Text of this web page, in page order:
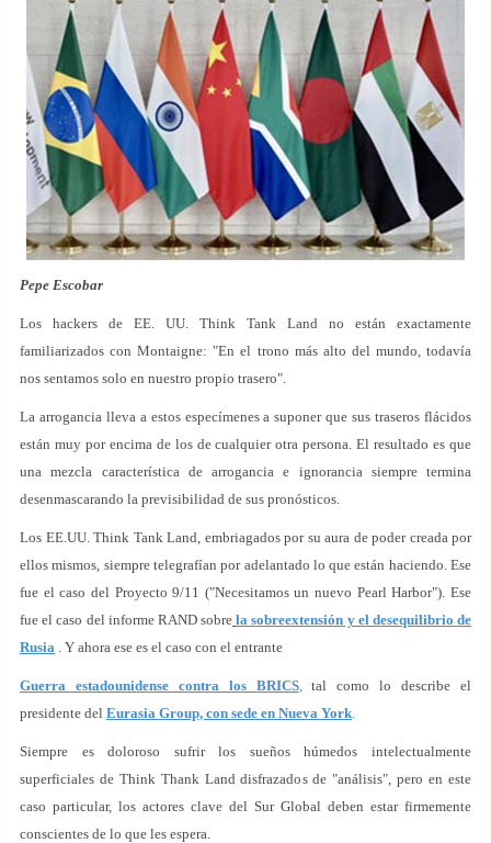
Pepe Escobar
Los hackers de EE. UU. Think Tank Land no están exactamente
familiarizados con Montaigne: "En el trono más alto del mundo, todavía
nos sentamos solo en nuestro propio trasero".
La arrogancia lleva a estos especímenes a suponer que sus traseros flácidos
están muy por encima de los de cualquier otra persona. El resultado es que
una mezcla característica de arrogancia e ignorancia siempre termina
desenmascarando la previsibilidad de sus pronósticos.
Los EE.UU. Think Tank Land, embriagados por su aura de poder creada por
ellos mismos, siempre telegrafían por adelantado lo que están haciendo. Ese
fue el caso del Proyecto 9/11 ("Necesitamos un nuevo Pearl Harbor"). Ese
fue el caso del informe RAND sobre la sobreextensión y el desequilibrio de
Rusia . Y ahora ese es el caso con el entrante
Guerra estadounidense contra los BRICS,tal como lo describe el
presidente del Eurasia Group, con sede en Nueva York.
Siempre es doloroso sufrir los sueños húmedos intelectualmente
superficiales de Think Thank Land disfrazados de "análisis", pero en este
caso particular, los actores clave del Sur Global deben estar firmemente
conscientes de lo que les espera.